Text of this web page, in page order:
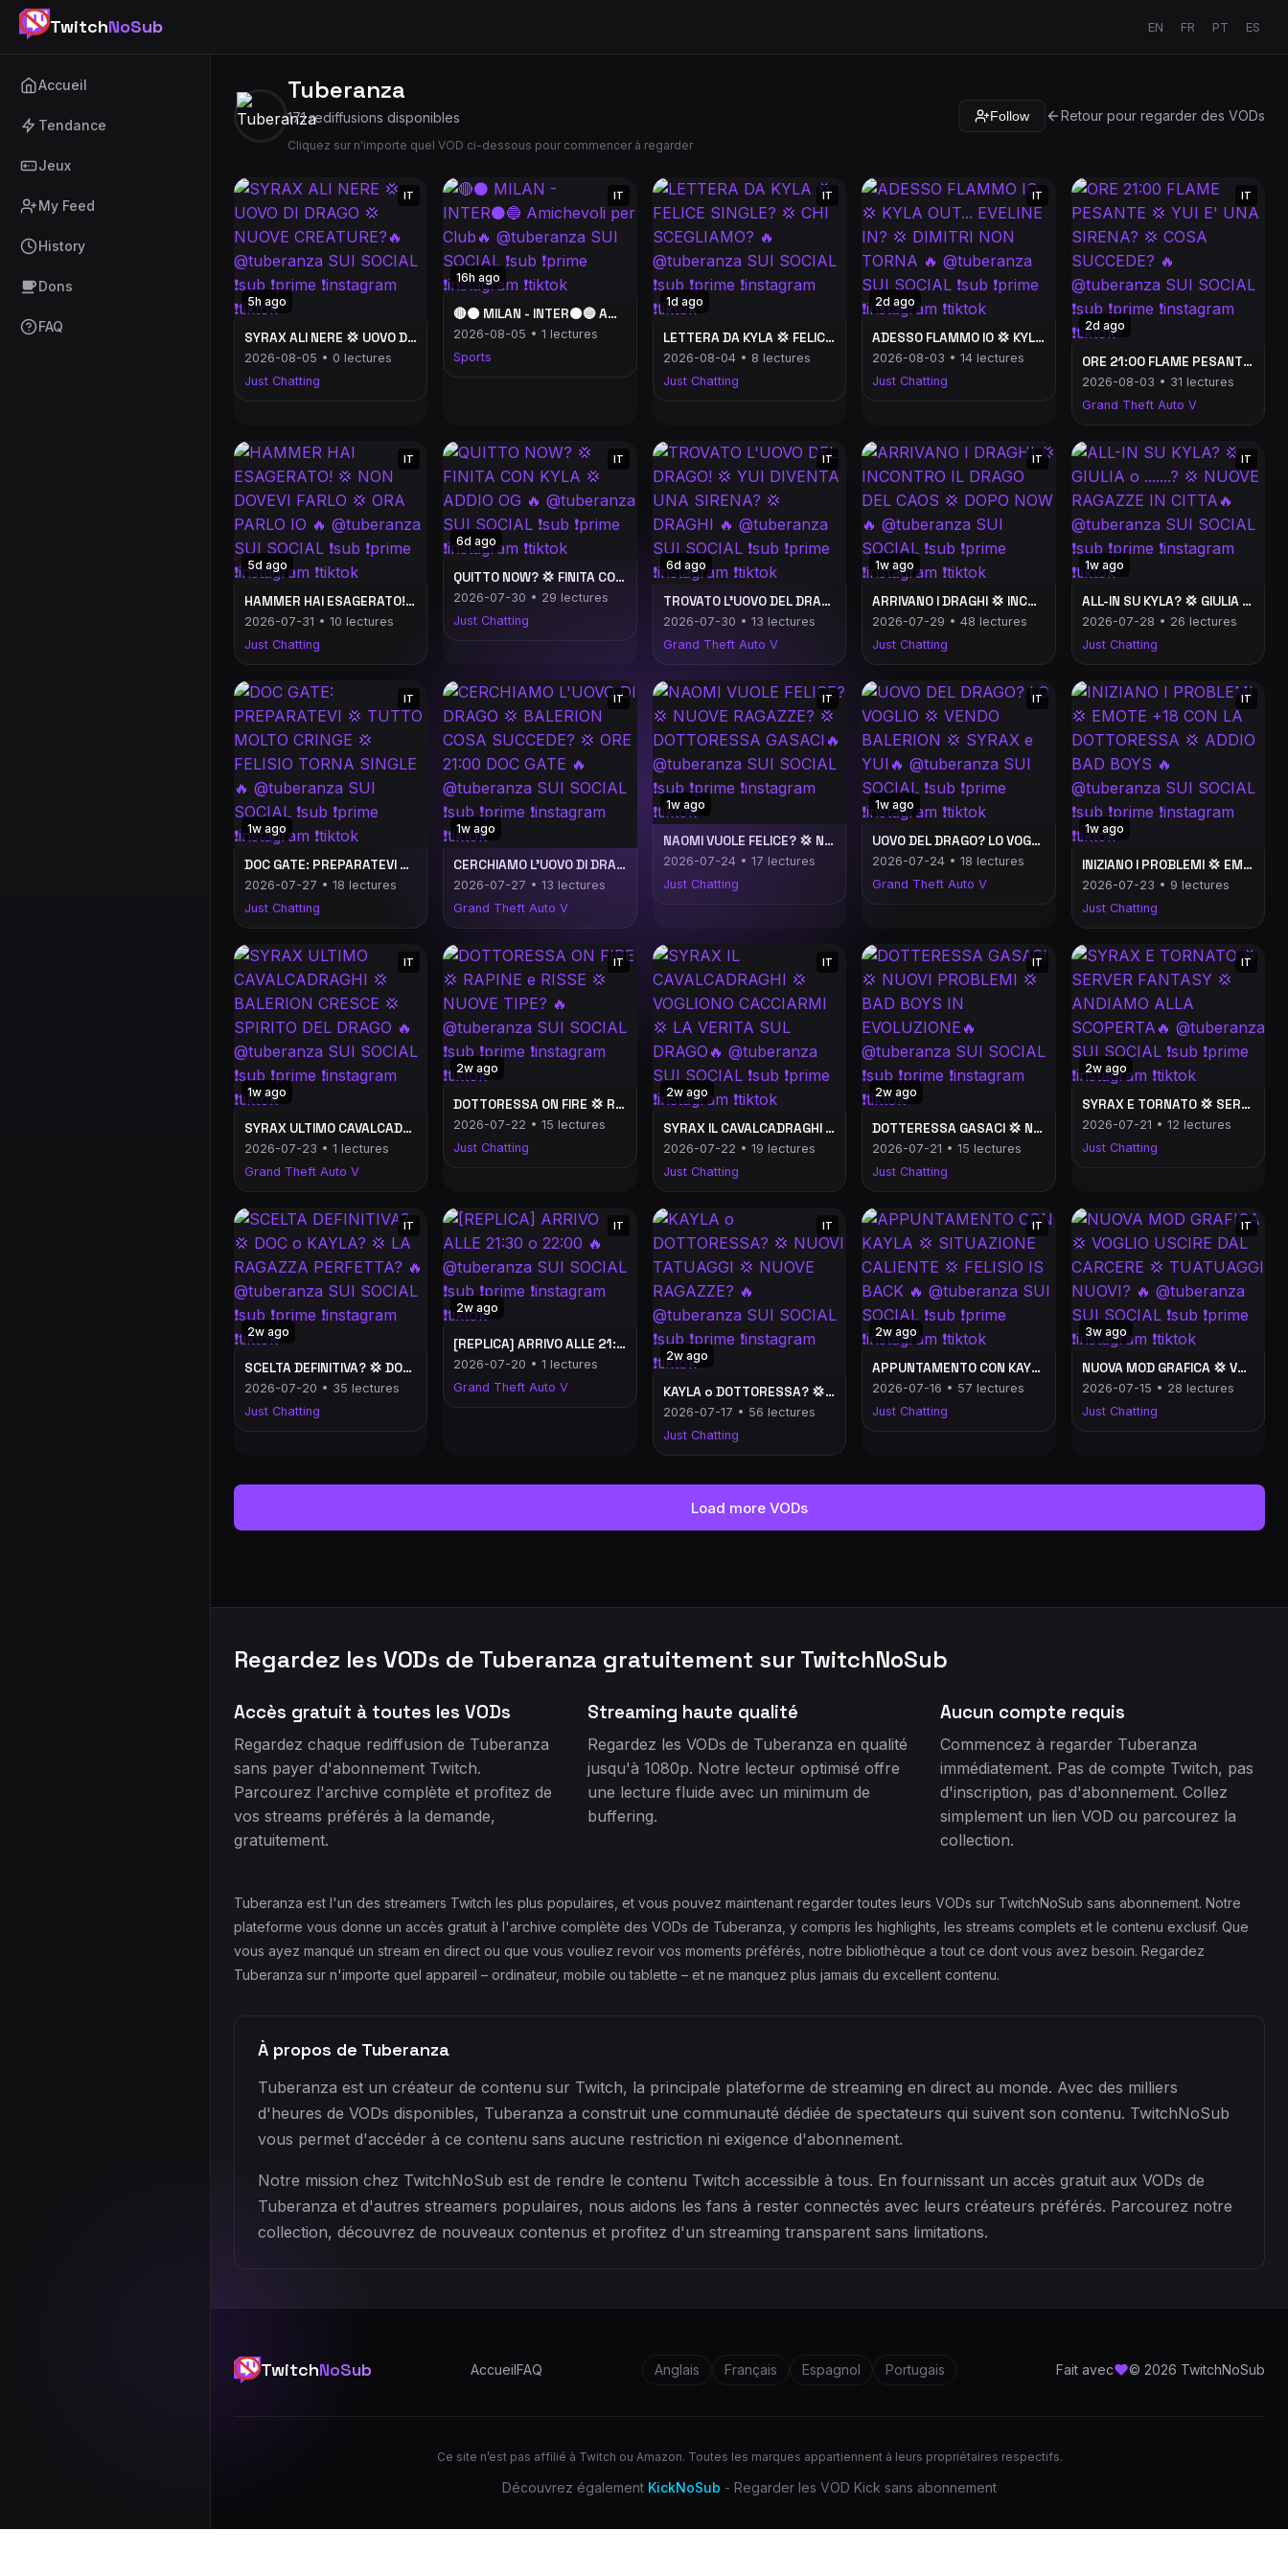
TwitchNoSub EN FR PT ES
Accueil
Tendance
Jeux
My Feed
History
Dons
FAQ
Tuberanza
171 rediffusions disponibles
Cliquez sur n'importe quel VOD ci-dessous pour commencer à regarder
Follow Retour pour regarder des VODs
5h ago
IT
SYRAX ALI NERE 💢 UOVO DI DRAGO 💢 NUOVE CREATURE?🔥 @tuberanza SUI SOCIAL ❗️sub ❗️prime ❗️instagram ❗️tiktok
2026-08-05 • 0 lectures
Just Chatting
16h ago
IT
🔴⚫ MILAN - INTER⚫🔵 Amichevoli per Club🔥 @tuberanza SUI SOCIAL ❗️sub ❗️prime ❗️instagram ❗️tiktok
2026-08-05 • 1 lectures
Sports
1d ago
IT
LETTERA DA KYLA 💢 FELICE SINGLE? 💢 CHI SCEGLIAMO? 🔥 @tuberanza SUI SOCIAL ❗️sub ❗️prime ❗️instagram ❗️tiktok
2026-08-04 • 8 lectures
Just Chatting
2d ago
IT
ADESSO FLAMMO IO 💢 KYLA OUT... EVELINE IN? 💢 DIMITRI NON TORNA 🔥 @tuberanza SUI SOCIAL ❗️sub ❗️prime ❗️instagram ❗️tiktok
2026-08-03 • 14 lectures
Just Chatting
2d ago
IT
ORE 21:00 FLAME PESANTE 💢 YUI E' UNA SIRENA? 💢 COSA SUCCEDE? 🔥 @tuberanza SUI SOCIAL ❗️sub ❗️prime ❗️instagram ❗️tiktok
2026-08-03 • 31 lectures
Grand Theft Auto V
5d ago
IT
HAMMER HAI ESAGERATO! 💢 NON DOVEVI FARLO 💢 ORA PARLO IO 🔥 @tuberanza SUI SOCIAL ❗️sub ❗️prime ❗️instagram ❗️tiktok
2026-07-31 • 10 lectures
Just Chatting
6d ago
IT
QUITTO NOW? 💢 FINITA CON KYLA 💢 ADDIO OG 🔥 @tuberanza SUI SOCIAL ❗️sub ❗️prime ❗️instagram ❗️tiktok
2026-07-30 • 29 lectures
Just Chatting
6d ago
IT
TROVATO L'UOVO DEL DRAGO! 💢 YUI DIVENTA UNA SIRENA? 💢 DRAGHI 🔥 @tuberanza SUI SOCIAL ❗️sub ❗️prime ❗️instagram ❗️tiktok
2026-07-30 • 13 lectures
Grand Theft Auto V
1w ago
IT
ARRIVANO I DRAGHI 💢 INCONTRO IL DRAGO DEL CAOS 💢 DOPO NOW 🔥 @tuberanza SUI SOCIAL ❗️sub ❗️prime ❗️instagram ❗️tiktok
2026-07-29 • 48 lectures
Just Chatting
1w ago
IT
ALL-IN SU KYLA? 💢 GIULIA o .......? 💢 NUOVE RAGAZZE IN CITTA🔥 @tuberanza SUI SOCIAL ❗️sub ❗️prime ❗️instagram ❗️tiktok
2026-07-28 • 26 lectures
Just Chatting
1w ago
IT
DOC GATE: PREPARATEVI 💢 TUTTO MOLTO CRINGE 💢 FELISIO TORNA SINGLE🔥 @tuberanza SUI SOCIAL ❗️sub ❗️prime ❗️instagram ❗️tiktok
2026-07-27 • 18 lectures
Just Chatting
1w ago
IT
CERCHIAMO L'UOVO DI DRAGO 💢 BALERION COSA SUCCEDE? 💢 ORE 21:00 DOC GATE 🔥 @tuberanza SUI SOCIAL ❗️sub ❗️prime ❗️instagram ❗️tiktok
2026-07-27 • 13 lectures
Grand Theft Auto V
1w ago
IT
NAOMI VUOLE FELICE? 💢 NUOVE RAGAZZE? 💢 DOTTORESSA GASACI🔥 @tuberanza SUI SOCIAL ❗️sub ❗️prime ❗️instagram ❗️tiktok
2026-07-24 • 17 lectures
Just Chatting
1w ago
IT
UOVO DEL DRAGO? LO VOGLIO 💢 VENDO BALERION 💢 SYRAX e YUI🔥 @tuberanza SUI SOCIAL ❗️sub ❗️prime ❗️instagram ❗️tiktok
2026-07-24 • 18 lectures
Grand Theft Auto V
1w ago
IT
INIZIANO I PROBLEMI 💢 EMOTE +18 CON LA DOTTORESSA 💢 ADDIO BAD BOYS 🔥 @tuberanza SUI SOCIAL ❗️sub ❗️prime ❗️instagram ❗️tiktok
2026-07-23 • 9 lectures
Just Chatting
1w ago
IT
SYRAX ULTIMO CAVALCADRAGHI 💢 BALERION CRESCE 💢 SPIRITO DEL DRAGO 🔥 @tuberanza SUI SOCIAL ❗️sub ❗️prime ❗️instagram ❗️tiktok
2026-07-23 • 1 lectures
Grand Theft Auto V
2w ago
IT
DOTTORESSA ON FIRE 💢 RAPINE e RISSE 💢 NUOVE TIPE? 🔥 @tuberanza SUI SOCIAL ❗️sub ❗️prime ❗️instagram ❗️tiktok
2026-07-22 • 15 lectures
Just Chatting
2w ago
IT
SYRAX IL CAVALCADRAGHI 💢 VOGLIONO CACCIARMI 💢 LA VERITA SUL DRAGO🔥 @tuberanza SUI SOCIAL ❗️sub ❗️prime ❗️instagram ❗️tiktok
2026-07-22 • 19 lectures
Just Chatting
2w ago
IT
DOTTERESSA GASACI 💢 NUOVI PROBLEMI 💢 BAD BOYS IN EVOLUZIONE🔥 @tuberanza SUI SOCIAL ❗️sub ❗️prime ❗️instagram ❗️tiktok
2026-07-21 • 15 lectures
Just Chatting
2w ago
IT
SYRAX E TORNATO 💢 SERVER FANTASY 💢 ANDIAMO ALLA SCOPERTA🔥 @tuberanza SUI SOCIAL ❗️sub ❗️prime ❗️instagram ❗️tiktok
2026-07-21 • 12 lectures
Just Chatting
2w ago
IT
SCELTA DEFINITIVA? 💢 DOC o KAYLA? 💢 LA RAGAZZA PERFETTA? 🔥 @tuberanza SUI SOCIAL ❗️sub ❗️prime ❗️instagram ❗️tiktok
2026-07-20 • 35 lectures
Just Chatting
2w ago
IT
[REPLICA] ARRIVO ALLE 21:30 o 22:00 🔥 @tuberanza SUI SOCIAL ❗️sub ❗️prime ❗️instagram ❗️tiktok
2026-07-20 • 1 lectures
Grand Theft Auto V
2w ago
IT
KAYLA o DOTTORESSA? 💢 NUOVI TATUAGGI 💢 NUOVE RAGAZZE? 🔥 @tuberanza SUI SOCIAL ❗️sub ❗️prime ❗️instagram ❗️tiktok
2026-07-17 • 56 lectures
Just Chatting
2w ago
IT
APPUNTAMENTO CON KAYLA 💢 SITUAZIONE CALIENTE 💢 FELISIO IS BACK 🔥 @tuberanza SUI SOCIAL ❗️sub ❗️prime ❗️instagram ❗️tiktok
2026-07-16 • 57 lectures
Just Chatting
3w ago
IT
NUOVA MOD GRAFICA 💢 VOGLIO USCIRE DAL CARCERE 💢 TUATUAGGI NUOVI? 🔥 @tuberanza SUI SOCIAL ❗️sub ❗️prime ❗️instagram ❗️tiktok
2026-07-15 • 28 lectures
Just Chatting
Load more VODs
Regardez les VODs de Tuberanza gratuitement sur TwitchNoSub
Accès gratuit à toutes les VODs
Regardez chaque rediffusion de Tuberanza
sans payer d'abonnement Twitch.
Parcourez l'archive complète et profitez de
vos streams préférés à la demande,
gratuitement.
Streaming haute qualité
Regardez les VODs de Tuberanza en qualité
jusqu'à 1080p. Notre lecteur optimisé offre
une lecture fluide avec un minimum de
buffering.
Aucun compte requis
Commencez à regarder Tuberanza
immédiatement. Pas de compte Twitch, pas
d'inscription, pas d'abonnement. Collez
simplement un lien VOD ou parcourez la
collection.
Tuberanza est l'un des streamers Twitch les plus populaires, et vous pouvez maintenant regarder toutes leurs VODs sur TwitchNoSub sans abonnement. Notre
plateforme vous donne un accès gratuit à l'archive complète des VODs de Tuberanza, y compris les highlights, les streams complets et le contenu exclusif. Que
vous ayez manqué un stream en direct ou que vous vouliez revoir vos moments préférés, notre bibliothèque a tout ce dont vous avez besoin. Regardez
Tuberanza sur n'importe quel appareil – ordinateur, mobile ou tablette – et ne manquez plus jamais du excellent contenu.
À propos de Tuberanza
Tuberanza est un créateur de contenu sur Twitch, la principale plateforme de streaming en direct au monde. Avec des milliers
d'heures de VODs disponibles, Tuberanza a construit une communauté dédiée de spectateurs qui suivent son contenu. TwitchNoSub
vous permet d'accéder à ce contenu sans aucune restriction ni exigence d'abonnement.
Notre mission chez TwitchNoSub est de rendre le contenu Twitch accessible à tous. En fournissant un accès gratuit aux VODs de
Tuberanza et d'autres streamers populaires, nous aidons les fans à rester connectés avec leurs créateurs préférés. Parcourez notre
collection, découvrez de nouveaux contenus et profitez d'un streaming transparent sans limitations.
TwitchNoSub AccueilFAQ Anglais Français Espagnol Portugais Fait avec © 2026 TwitchNoSub
Ce site n’est pas affilié à Twitch ou Amazon. Toutes les marques appartiennent à leurs propriétaires respectifs.
Découvrez également KickNoSub - Regarder les VOD Kick sans abonnement